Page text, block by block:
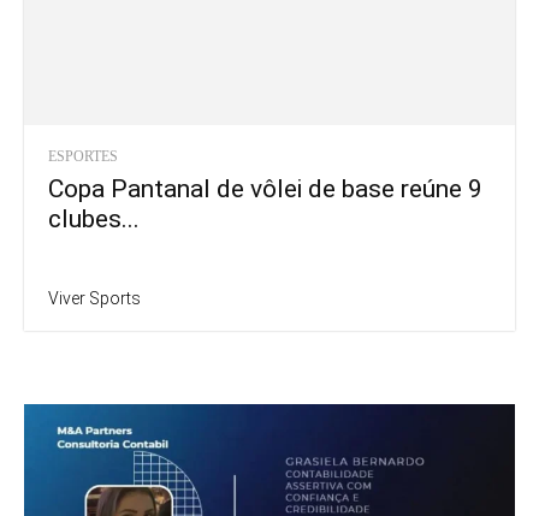
ESPORTES
Copa Pantanal de vôlei de base reúne 9
clubes...
Viver Sports